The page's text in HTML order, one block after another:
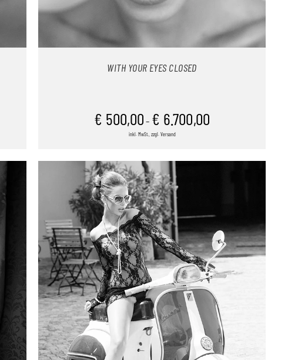
WITH YOUR EYES CLOSED
€ 500,00 – € 6.700,00
inkl. MwSt., zzgl. Versand